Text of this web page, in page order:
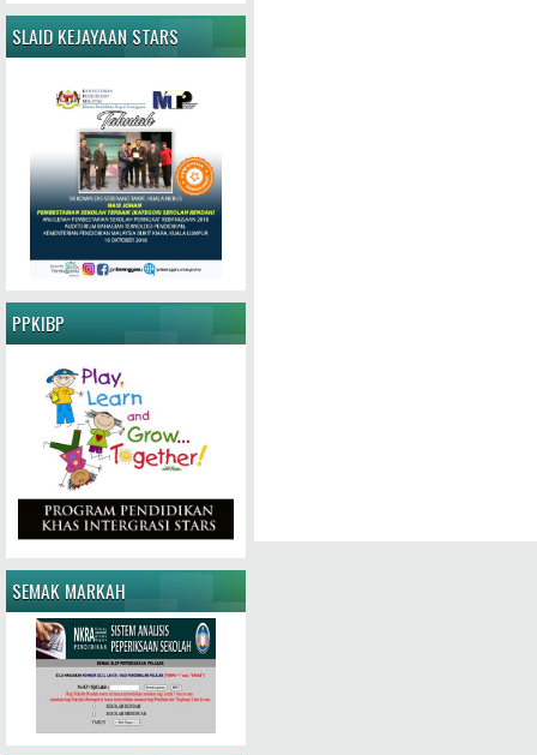
SLAID KEJAYAAN STARS
PPKIBP
SEMAK MARKAH